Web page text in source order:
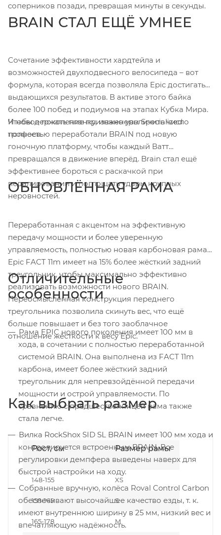
соперников позади, превращая минуты в секунды.
BRAIN СТАЛ ЕЩЁ УМНЕЕ
Сочетание эффективности хардтейла и
возможностей двухподвесного велосипеда – вот
формула, которая всегда позволяла Epic достигать
выдающихся результатов. В активе этого байка
более 100 побед и подиумов на этапах Кубка Мира.
И новое поколение призвано увеличить число
трофеев.
Чтобы держать планку, инженеры Specialized
полностью переработали BRAIN под новую
гоночную платформу, чтобы каждый Ватт
превращался в движение вперёд. Brain стал ещё
эффективнее бороться с раскачкой при
педалировании и поглощать удары крупных
неровностей.
ОБНОВЛЁННАЯ РАМА
Переработанная с акцентом на эффективную
передачу мощности и более уверенную
управляемость, полностью новая карбоновая рама
Epic FACT 11m имеет на 15% более жёсткий задний
треугольник, чтобы максимально эффективно
реализовать возможности нового BRAIN.
Переосмысленная конструкция переднего
треугольника позволила скинуть вес, что ещё
больше повышает и без того заоблачное
отношение жёсткости к весу Epic.
Отличительные
особенности
Рама EPIC нового поколения имеет 100 мм в
хода, в сочетании с полностью переработанной
системой BRAIN. Она выполнена из FACT 11m
карбона, имеет более жёсткий задний
треугольник для непревзойдённой передачи
мощности и острой управляемости. По
сравнению с предшественницей рама также
стала легче.
Вилка RockShox SID SL BRAIN имеет 100 мм хода и
контролируется встроенным BRAIN. Все
регулировки демпфера выведены наверх для
быстрой настройки на ходу.
Собранные вручную, колёса Roval Control Carbon
обеспечивают высочайшее качество езды, т. к.
имеют внутреннюю ширину в 25 мм, низкий вес и
впечатляющую надёжность.
Как выбрать размер
Рост, см Размер рамы
148-155 XS
158-165 S
165-178 M